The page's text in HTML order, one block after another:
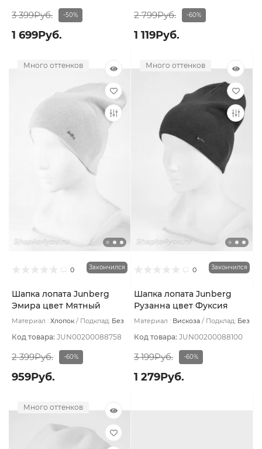
3 399Руб. -50%
1 699Руб.
2 799Руб. -60%
1 119Руб.
Много оттенков
0 Закончился
Шапка лопата Junberg
Эмира цвет Мятный
Материал : Хлопок Подклад: Без
Код товара: JUN00200088758
2 399Руб. -60%
959Руб.
Много оттенков
0 Закончился
Шапка лопата Junberg
Рузанна цвет Фуксия
Материал : Вискоза Подклад: Без
Код товара: JUN00200088100
3 199Руб. -60%
1 279Руб.
Много оттенков